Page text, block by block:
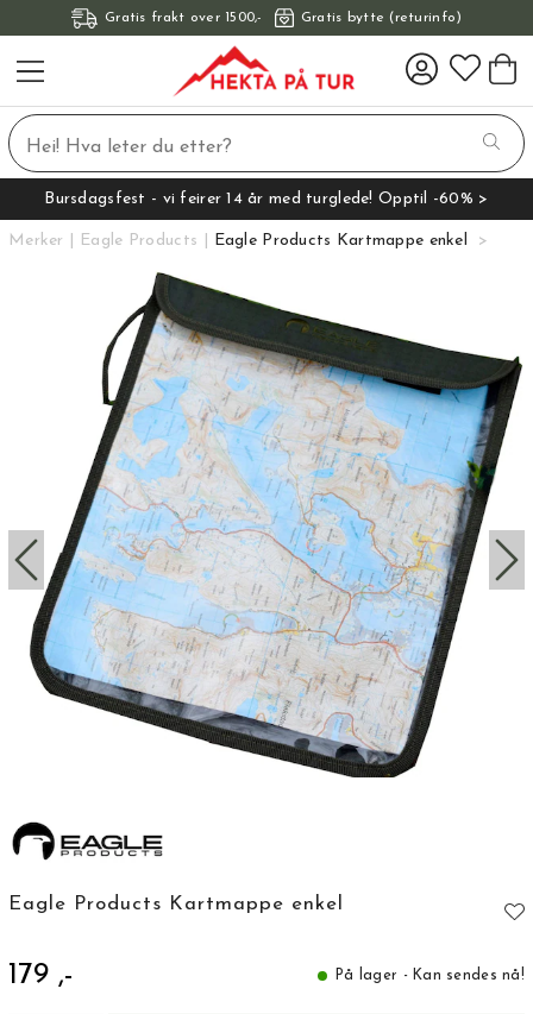
Gratis frakt over 1500,- Gratis bytte (returinfo)
Bursdagsfest - vi feirer 14 år med turglede! Opptil -60% >
Merker Eagle Products Eagle Products Kartmappe enkel
Eagle Products Kartmappe enkel
179 ,- På lager - Kan sendes nå!